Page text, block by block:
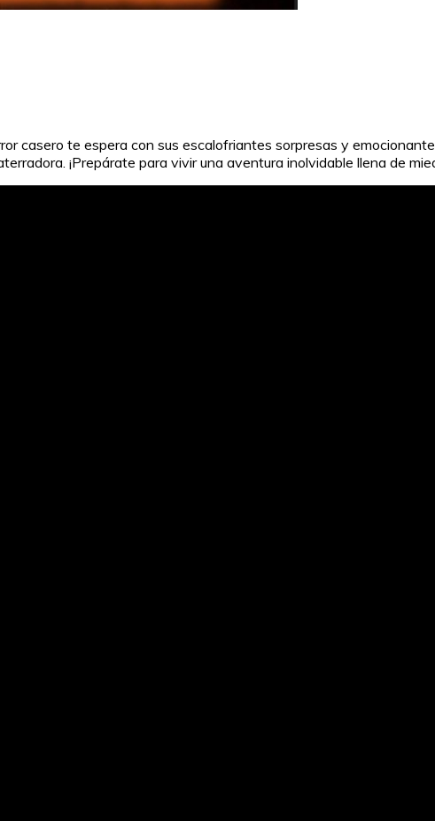
casero te espera con sus escalofriantes sorpresas y
¡Prepárate para vivir una aventura inolvidable llena de